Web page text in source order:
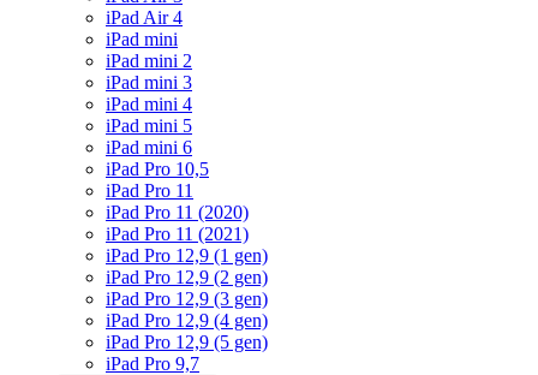
iPad Air 4
iPad mini
iPad mini 2
iPad mini 3
iPad mini 4
iPad mini 5
iPad mini 6
iPad Pro 10,5
iPad Pro 11
iPad Pro 11 (2020)
iPad Pro 11 (2021)
iPad Pro 12,9 (1 gen)
iPad Pro 12,9 (2 gen)
iPad Pro 12,9 (3 gen)
iPad Pro 12,9 (4 gen)
iPad Pro 12,9 (5 gen)
iPad Pro 9,7